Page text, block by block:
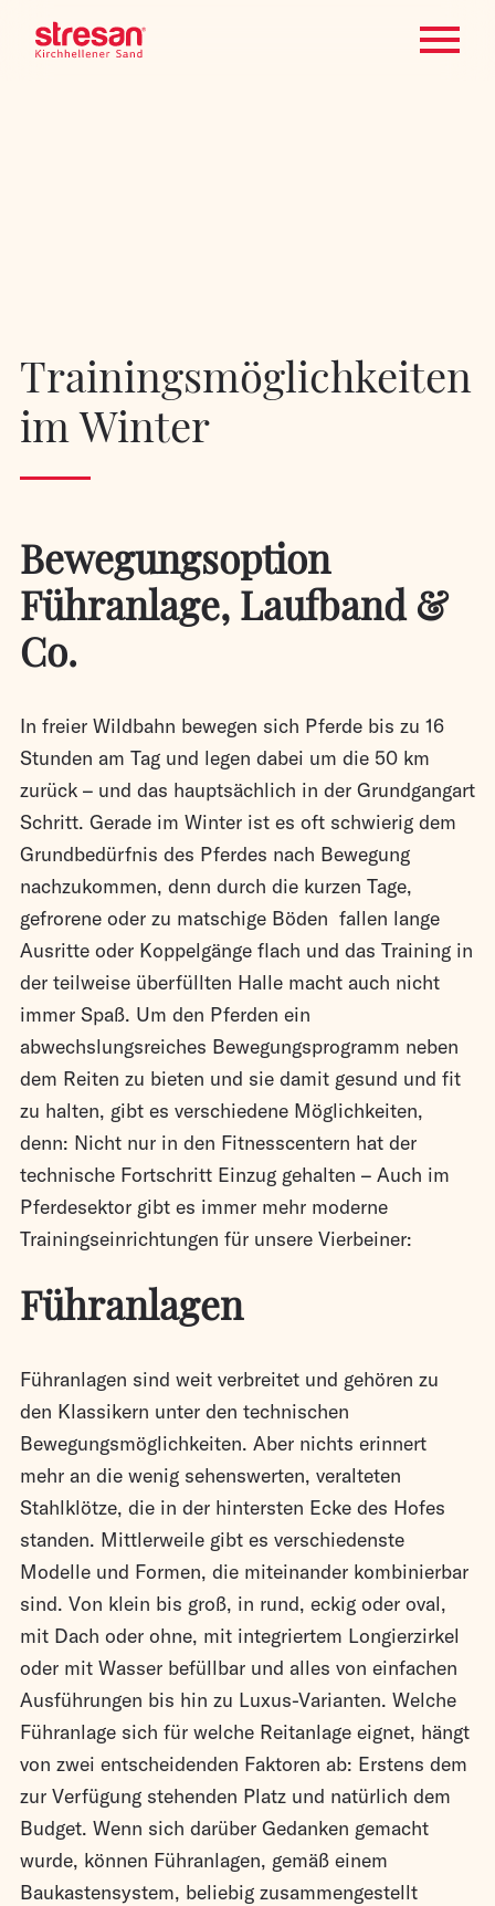
Trainingsmöglichkeiten
im Winter
Bewegungsoption
Führanlage, Laufband &
Co.
In freier Wildbahn bewegen sich Pferde bis zu 16
Stunden am Tag und legen dabei um die 50 km
zurück – und das hauptsächlich in der Grundgangart
Schritt. Gerade im Winter ist es oft schwierig dem
Grundbedürfnis des Pferdes nach Bewegung
nachzukommen, denn durch die kurzen Tage,
gefrorene oder zu matschige Böden fallen lange
Ausritte oder Koppelgänge flach und das Training in
der teilweise überfüllten Halle macht auch nicht
immer Spaß. Um den Pferden ein
abwechslungsreiches Bewegungsprogramm neben
dem Reiten zu bieten und sie damit gesund und fit
zu halten, gibt es verschiedene Möglichkeiten,
denn: Nicht nur in den Fitnesscentern hat der
technische Fortschritt Einzug gehalten – Auch im
Pferdesektor gibt es immer mehr moderne
Trainingseinrichtungen für unsere Vierbeiner:
Führanlagen
Führanlagen sind weit verbreitet und gehören zu
den Klassikern unter den technischen
Bewegungsmöglichkeiten. Aber nichts erinnert
mehr an die wenig sehenswerten, veralteten
Stahlklötze, die in der hintersten Ecke des Hofes
standen. Mittlerweile gibt es verschiedenste
Modelle und Formen, die miteinander kombinierbar
sind. Von klein bis groß, in rund, eckig oder oval,
mit Dach oder ohne, mit integriertem Longierzirkel
oder mit Wasser befüllbar und alles von einfachen
Ausführungen bis hin zu Luxus-Varianten. Welche
Führanlage sich für welche Reitanlage eignet, hängt
von zwei entscheidenden Faktoren ab: Erstens dem
zur Verfügung stehenden Platz und natürlich dem
Budget. Wenn sich darüber Gedanken gemacht
wurde, können Führanlagen, gemäß einem
Baukastensystem, beliebig zusammengestellt